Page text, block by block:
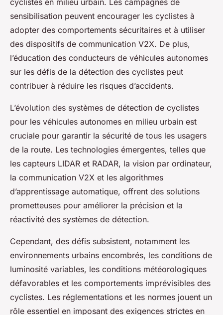
cyclistes en milieu urbain. Les campagnes de
sensibilisation peuvent encourager les cyclistes à
adopter des comportements sécuritaires et à utiliser
des dispositifs de communication V2X. De plus,
l’éducation des conducteurs de véhicules autonomes
sur les défis de la détection des cyclistes peut
contribuer à réduire les risques d’accidents.
L’évolution des systèmes de détection de cyclistes
pour les véhicules autonomes en milieu urbain est
cruciale pour garantir la sécurité de tous les usagers
de la route. Les technologies émergentes, telles que
les capteurs LIDAR et RADAR, la vision par ordinateur,
la communication V2X et les algorithmes
d’apprentissage automatique, offrent des solutions
prometteuses pour améliorer la précision et la
réactivité des systèmes de détection.
Cependant, des défis subsistent, notamment les
environnements urbains encombrés, les conditions de
luminosité variables, les conditions météorologiques
défavorables et les comportements imprévisibles des
cyclistes. Les réglementations et les normes jouent un
rôle essentiel en imposant des exigences strictes en